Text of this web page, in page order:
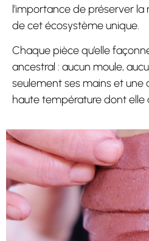
l’importance de préserver la
de cet écosystème unique.
Chaque pièce qu’elle
ancestral : aucun moule,
seulement ses mains et une
haute température dont elle